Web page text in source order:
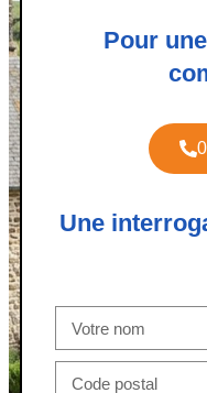
Pour
Une